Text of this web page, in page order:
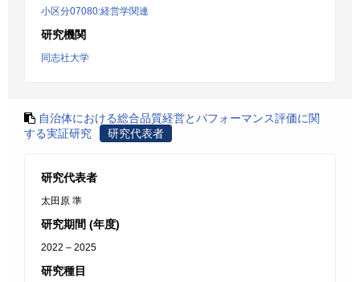
小区分07080:経営学関連
研究機関
同志社大学
自治体における総合品質経営とパフォーマンス評価に関
する実証研究
研究代表者
研究代表者
太田原 準
研究期間 (年度)
2022 – 2025
研究種目